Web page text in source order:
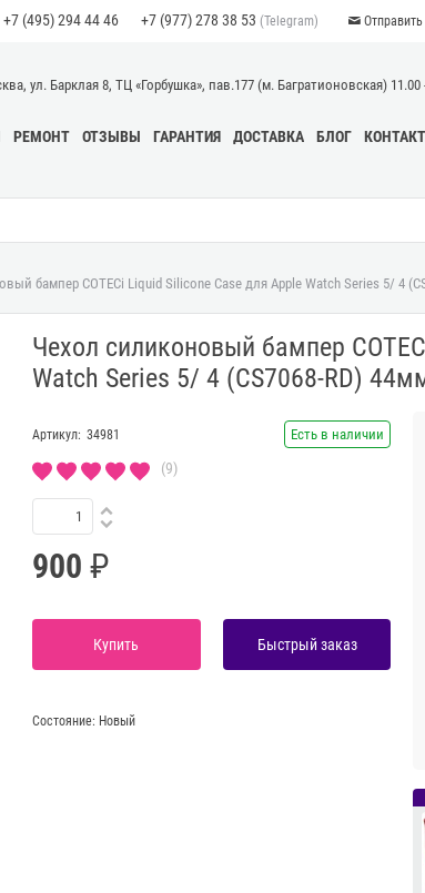
+7 (495) 294 44 46 +7 (977) 278 38 53 (Telegram)
ул. Барклая 8, ТЦ «Горбушка», пав.177 (м. Багратионовская) 11.00
РЕМОНТ ОТЗЫВЫ ГАРАНТИЯ ДОСТАВКА БЛОГ
бампер COTECi Liquid Silicone Case для Apple Watch Series 5/ 4
Чехол силиконовый бампер
Watch Series 5/ 4 (CS7068-RD)
Артикул: 34981 Есть в наличии
(9)
900
Купить Быстрый заказ
Состояние: Новый